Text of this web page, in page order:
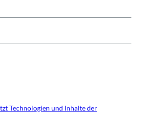
Technologien und Inhalte der